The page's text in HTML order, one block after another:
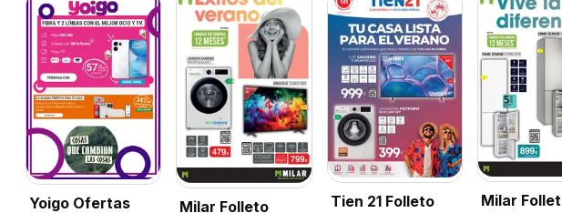
Yoigo Ofertas Milar Folleto Tien 21 Folleto
Milar